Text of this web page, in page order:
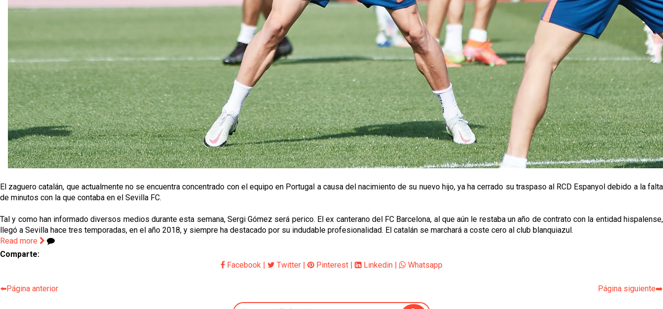
El zaguero catalán, que actualmente no se encuentra concentrado con el equipo en Portugal a causa del nacimiento de su nuevo hijo, ya ha cerrado su traspaso al RCD Espanyol debido a la falta
de minutos con la que contaba en el Sevilla FC.
Tal y como han informado diversos medios durante esta semana, Sergi Gómez será perico. El ex canterano del FC Barcelona, al que aún le restaba un año de contrato con la entidad hispalense,
llegó a Sevilla hace tres temporadas, en el año 2018, y siempre ha destacado por su indudable profesionalidad. El catalán se marchará a coste cero al club blanquiazul.
Read more
Comparte:
Facebook
Twitter Pinterest Linkedin Whatsapp
⬅️Página anterior Página siguiente➡️